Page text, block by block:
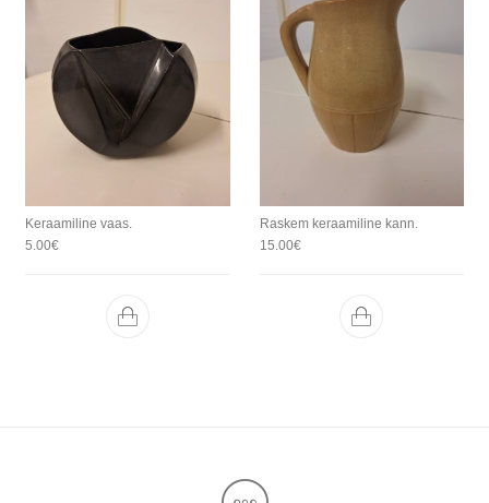
Keraamiline vaas.
5.00€
Raskem keraamiline kann.
15.00€